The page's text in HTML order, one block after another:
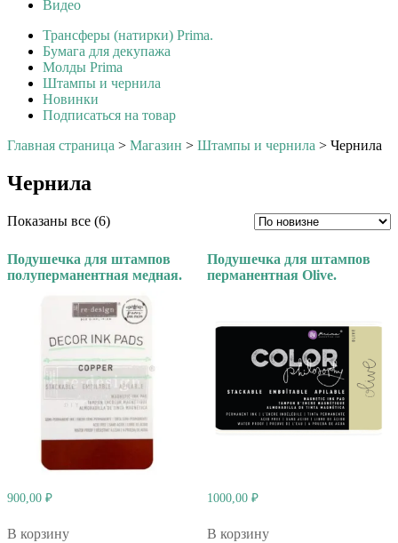
Видео
Трансферы (натирки) Prima.
Бумага для декупажа
Молды Prima
Штампы и чернила
Новинки
Подписаться на товар
Главная страница > Магазин > Штампы и чернила > Чернила
Чернила
Показаны все (6)Сортировка:
Подушечка для штампов
полуперманентная медная.
900,00 ₽
В корзину
Подушечка для штампов
перманентная Olive.
1000,00 ₽
В корзину